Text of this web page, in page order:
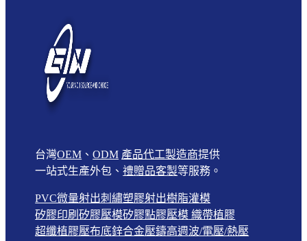
台灣OEM 、ODM 產品代工製造商提供
一站式生產外包、禮贈品客製等服務。
PVC微量射出刺繡塑膠射出樹脂灌模
矽膠印刷矽膠壓模矽膠點膠壓模 織帶植膠
超纖植膠壓布底鋅合金壓鑄高週波/電壓/熱壓